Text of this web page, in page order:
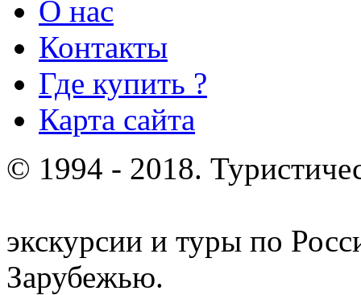
О нас
Контакты
Где купить ?
Карта сайта
© 1994 - 2018.
экскурсии и туры по
Зарубежью.